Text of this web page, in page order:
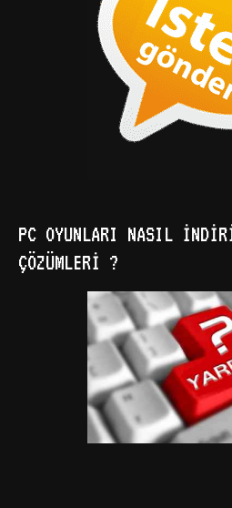
PC OYUNLARI NASIL
ÇÖZÜMLERI ?